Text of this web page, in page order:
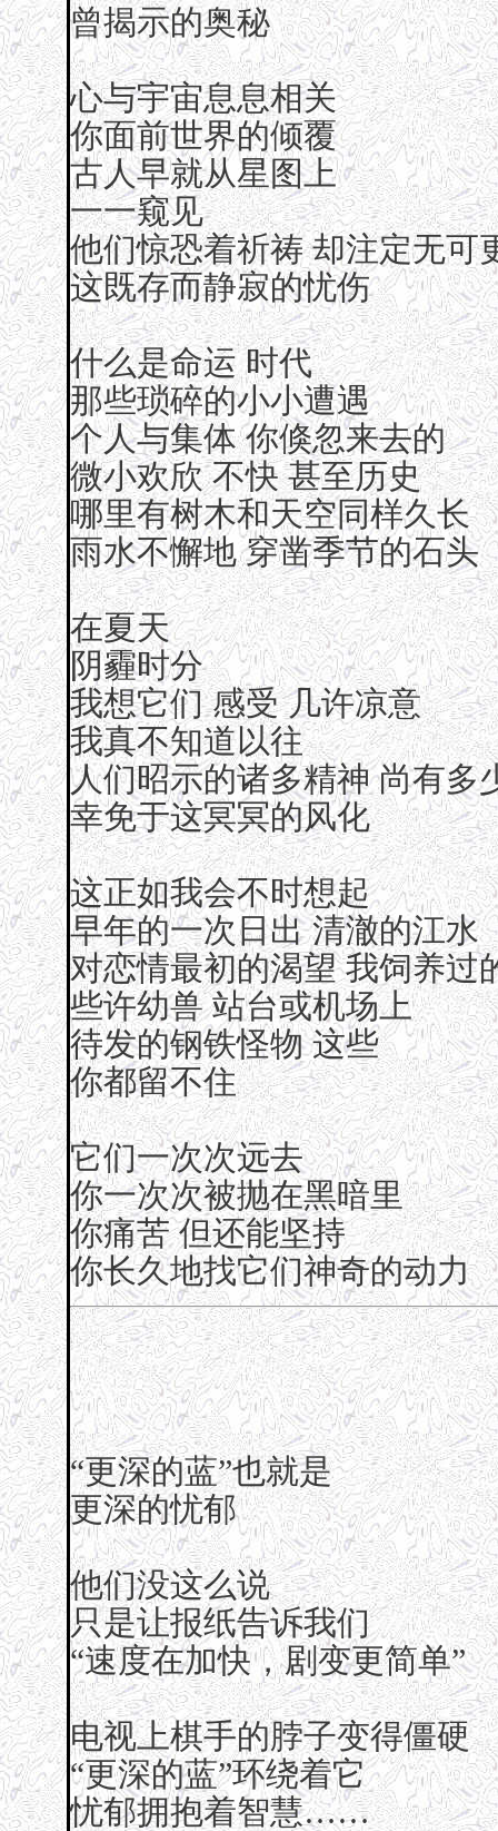
曾揭示的奥秘
心与宇宙息息相关
你面前世界的倾覆
古人早就从星图上
一一窥见
他们惊恐着祈祷 却注定无可
这既存而静寂的忧伤
什么是命运 时代
那些琐碎的小小遭遇
个人与集体 你倏忽来去的
微小欢欣 不快 甚至历史
哪里有树木和天空同样久长
雨水不懈地 穿凿季节的石头
在夏天
阴霾时分
我想它们 感受 几许凉意
我真不知道以往
人们昭示的诸多精神 尚有多
幸免于这冥冥的风化
这正如我会不时想起
早年的一次日出 清澈的江水
对恋情最初的渴望 我饲养过
些许幼兽 站台或机场上
待发的钢铁怪物 这些
你都留不住
它们一次次远去
你一次次被抛在黑暗里
你痛苦 但还能坚持
你长久地找它们神奇的动力
“更深的蓝”也就是
更深的忧郁
他们没这么说
只是让报纸告诉我们
“速度在加快，剧变更简单”
电视上棋手的脖子变得僵硬
“更深的蓝”环绕着它
忧郁拥抱着智慧……